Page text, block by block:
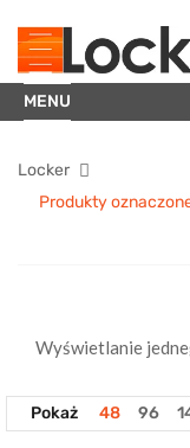
MENU
Locker
Produkty
Wyświetlanie
Pokaż 48 96